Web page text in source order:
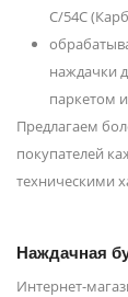
С/54С
наждачки
паркетом
Предлагаем
покупателей
техническими
Наждачная
Интернет-